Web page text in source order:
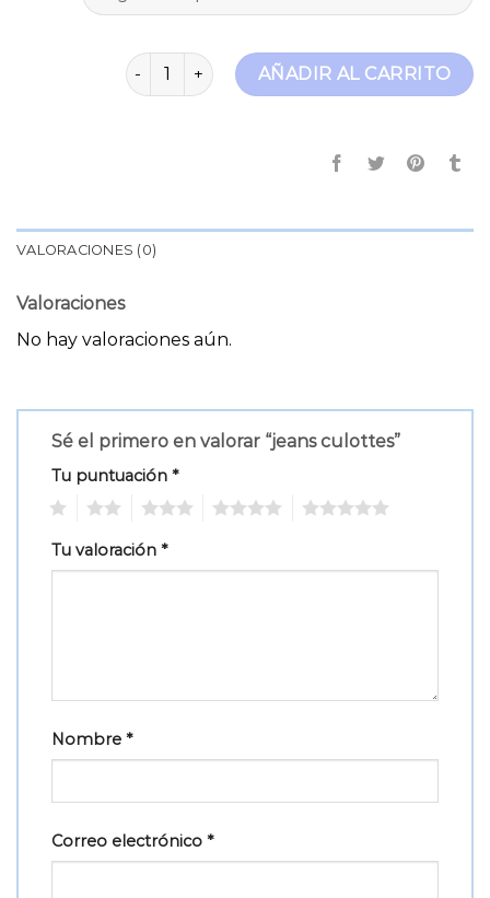
jeans culottes cantidadAÑADIR AL CARRITO
VALORACIONES (0)
Valoraciones
No hay valoraciones aún.
Sé el primero en valorar “jeans culottes”
Tu puntuación *
Tu valoración *
Nombre *
Correo electrónico *